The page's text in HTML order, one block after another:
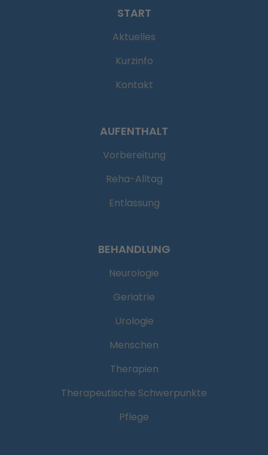
START
Aktuelles
Kurzinfo
Kontakt
AUFENTHALT
Vorbereitung
Reha-Alltag
Entlassung
BEHANDLUNG
Neurologie
Geriatrie
Urologie
Menschen
Therapien
Therapeutische Schwerpunkte
Pflege